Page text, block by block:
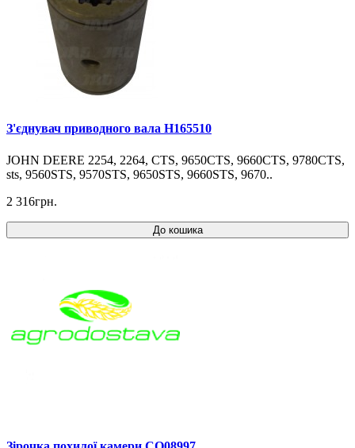
З'єднувач приводного вала H165510
JOHN DEERE 2254, 2264, CTS, 9650CTS, 9660CTS, 9780CTS,
sts, 9560STS, 9570STS, 9650STS, 9660STS, 9670..
2 316грн.
До кошика